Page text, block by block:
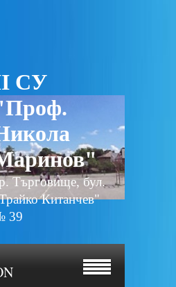
СУ
Търговище, бул.
Китанчев"
39